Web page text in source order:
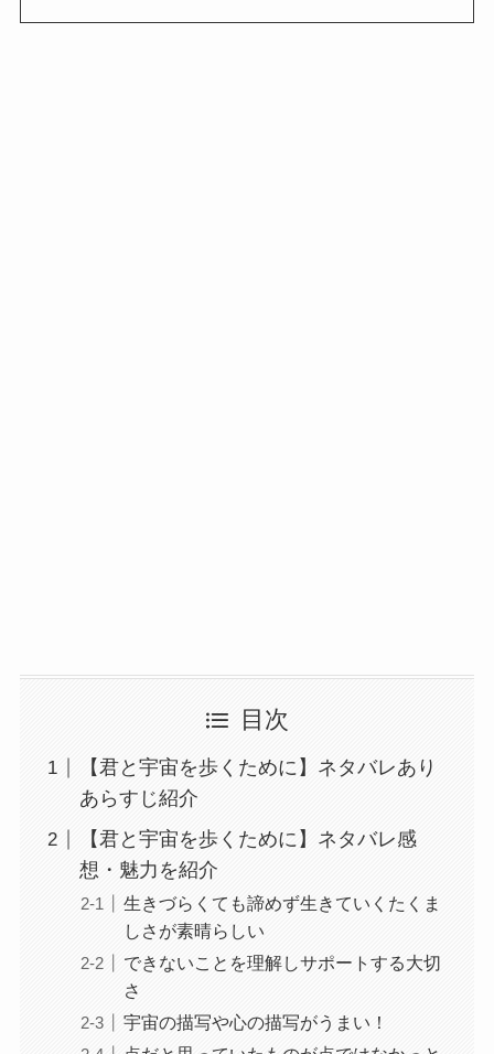
目次
【君と宇宙を歩くために】ネタバレあり
あらすじ紹介
【君と宇宙を歩くために】ネタバレ感
想・魅力を紹介
生きづらくても諦めず生きていくたくま
しさが素晴らしい
できないことを理解しサポートする大切
さ
宇宙の描写や心の描写がうまい！